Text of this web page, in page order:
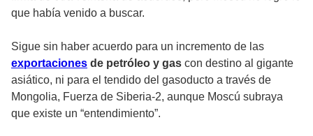
que había venido a buscar.
Sigue sin haber acuerdo para un incremento de las
exportaciones de petróleo y gas con destino al gigante
asiático, ni para el tendido del gasoducto a través de
Mongolia, Fuerza de Siberia-2, aunque Moscú subraya
que existe un “entendimiento”.